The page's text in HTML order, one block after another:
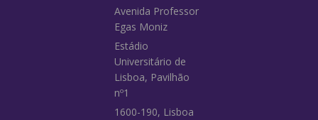
Avenida Professor
Egas Moniz
Estádio
Universitário de
Lisboa, Pavilhão
nº1
1600-190, Lisboa